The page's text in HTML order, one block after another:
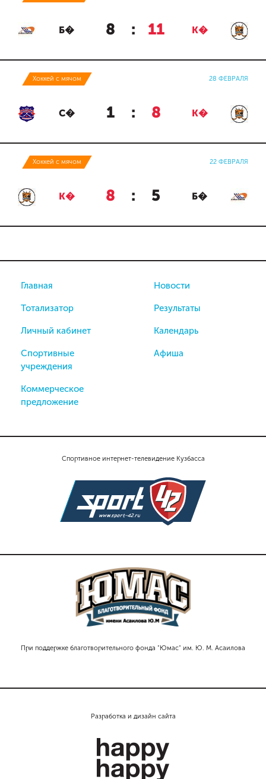
Б� 8 : 11 К�
Хоккей с мячом 28 ФЕВРАЛЯ
С� 1 : 8 К�
Хоккей с мячом 22 ФЕВРАЛЯ
К� 8 : 5 Б�
Спортивное интернет-телевидение Кузбасса
При поддержке благотворительного фонда "Юмас" им. Ю. М. Асаилова
Главная
Тотализатор
Личный кабинет
Спортивные
учреждения
Коммерческое
предложение
Новости
Результаты
Календарь
Афиша
Разработка и дизайн сайта